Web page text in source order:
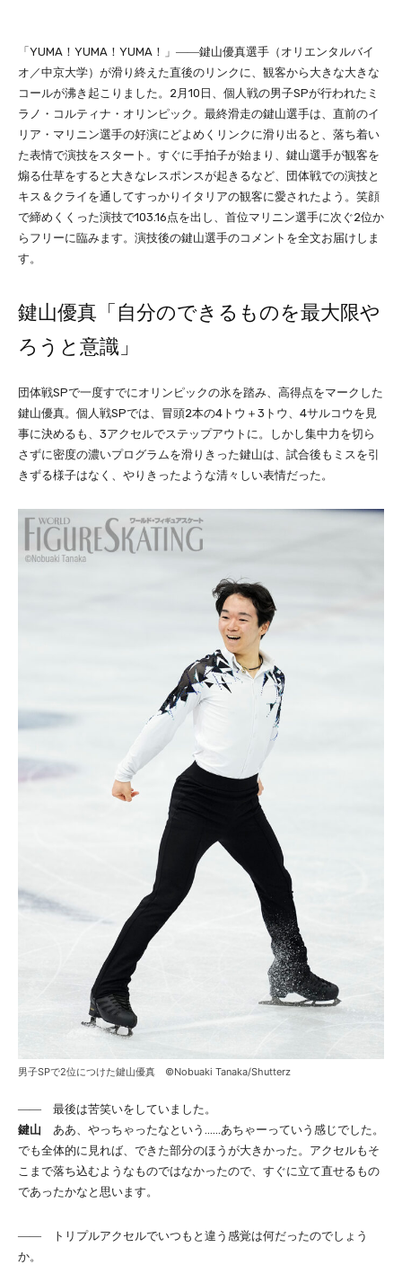
「YUMA！YUMA！YUMA！」――鍵山優真選手（オリエンタルバイ
オ／中京大学）が滑り終えた直後のリンクに、観客から大きな大きな
コールが沸き起こりました。2月10日、個人戦の男子SPが行われたミ
ラノ・コルティナ・オリンピック。最終滑走の鍵山選手は、直前のイ
リア・マリニン選手の好演にどよめくリンクに滑り出ると、落ち着い
た表情で演技をスタート。すぐに手拍子が始まり、鍵山選手が観客を
煽る仕草をすると大きなレスポンスが起きるなど、団体戦での演技と
キス＆クライを通してすっかりイタリアの観客に愛されたよう。笑顔
で締めくくった演技で103.16点を出し、首位マリニン選手に次ぐ2位か
らフリーに臨みます。演技後の鍵山選手のコメントを全文お届けしま
す。
鍵山優真「自分のできるものを最大限や
ろうと意識」
団体戦SPで一度すでにオリンピックの氷を踏み、高得点をマークした
鍵山優真。個人戦SPでは、冒頭2本の4トウ＋3トウ、4サルコウを見
事に決めるも、3アクセルでステップアウトに。しかし集中力を切ら
さずに密度の濃いプログラムを滑りきった鍵山は、試合後もミスを引
きずる様子はなく、やりきったような清々しい表情だった。
男子SPで2位につけた鍵山優真 ©Nobuaki Tanaka/Shutterz
―― 最後は苦笑いをしていました。
鍵山 ああ、やっちゃったなという……あちゃーっていう感じでした。
でも全体的に見れば、できた部分のほうが大きかった。アクセルもそ
こまで落ち込むようなものではなかったので、すぐに立て直せるもの
であったかなと思います。
―― トリプルアクセルでいつもと違う感覚は何だったのでしょう
か。